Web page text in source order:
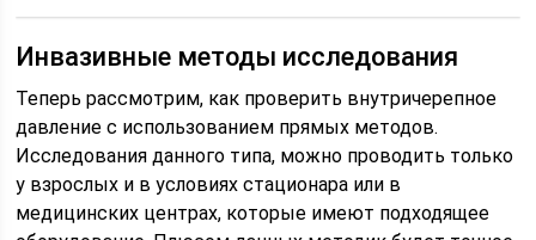
Инвазивные методы исследования
Теперь рассмотрим, как проверить внутричерепное
давление с использованием прямых методов.
Исследования данного типа, можно проводить только
у взрослых и в условиях стационара или в
медицинских центрах, которые имеют подходящее